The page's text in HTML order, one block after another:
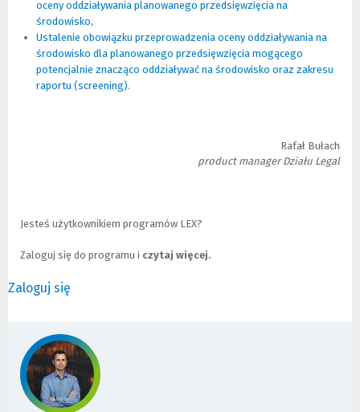
innej
strony)
oceny oddziaływania planowanego przedsięwzięcia na
środowisko(Nowe
okno)
(Link
do
innej
strony)
,
Ustalenie obowiązku przeprowadzenia oceny oddziaływania na
środowisko dla planowanego przedsięwzięcia mogącego
potencjalnie znacząco oddziaływać na środowisko oraz zakresu
raportu (screening)(Nowe
(Link
.
Rafał Bułach
product manager Działu Legal
Jesteś użytkownikiem programów LEX?
Zaloguj się do programu i czytaj więcej.
Zaloguj się
strony)